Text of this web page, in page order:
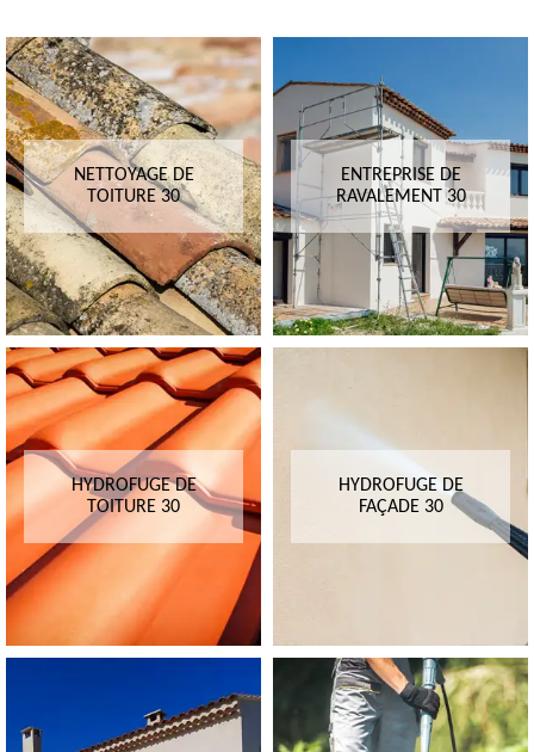
NETTOYAGE DE
TOITURE 30
ENTREPRISE DE
RAVALEMENT 30
HYDROFUGE DE
TOITURE 30
HYDROFUGE DE
FAÇADE 30